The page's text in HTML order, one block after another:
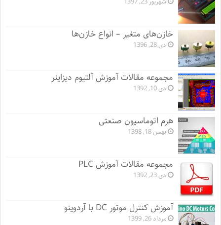
خازن‌های متغیر – انواع خازن‌ها
دی 28, 1396
مجموعه مقالات آموزش آلتیوم دیزاینر
دی 10, 1392
هرم اتوماسیون صنعتی
بهمن 18, 1398
مجموعه مقالات آموزش PLC
دی 23, 1392
آموزش کنترل موتور DC با آردوینو
مرداد 26, 1399